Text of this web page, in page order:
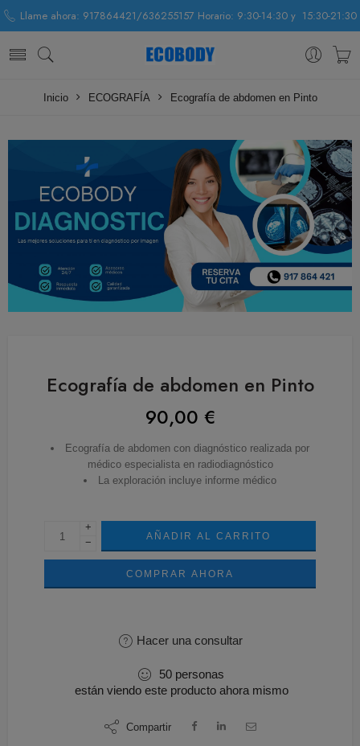
Llame ahora: 917864421/636255157 Horario: 9:30-14:30 y 15:30-21:30
Inicio ECOGRAFÍA Ecografía de abdomen en Pinto
Ecografía de abdomen en Pinto
90,00 €
Ecografía de abdomen con diagnóstico realizada por
médico especialista en radiodiagnóstico
La exploración incluye informe médico
+
−
AÑADIR AL CARRITO
COMPRAR AHORA
Hacer una consultar
50 personas
están viendo este producto ahora mismo
Compartir